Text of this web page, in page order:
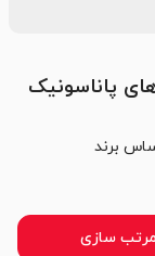
پاناسونیک
برند
مرتب سازی